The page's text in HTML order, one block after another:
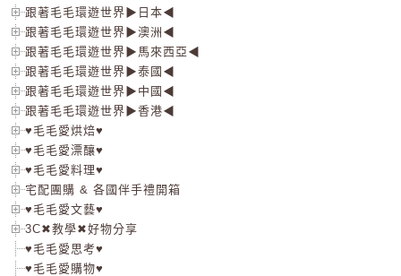
跟著毛毛環遊世界▶日本◀
跟著毛毛環遊世界▶澳洲◀
跟著毛毛環遊世界▶馬來西亞◀
跟著毛毛環遊世界▶泰國◀
跟著毛毛環遊世界▶中國◀
跟著毛毛環遊世界▶香港◀
♥毛毛愛烘焙♥
♥毛毛愛漂釀♥
♥毛毛愛料理♥
宅配團購 & 各國伴手禮開箱
♥毛毛愛文藝♥
3C✖教學✖好物分享
♥毛毛愛思考♥
♥毛毛愛購物♥